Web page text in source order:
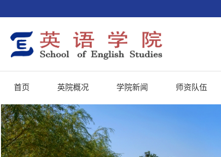
首页 英院概况 学院新闻 师资队伍